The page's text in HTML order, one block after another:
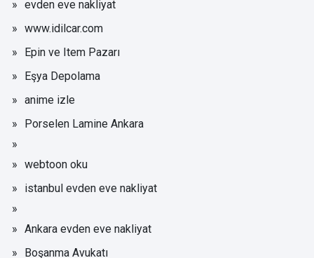
evden eve nakliyat
www.idilcar.com
Epin ve Item Pazarı
Eşya Depolama
anime izle
Porselen Lamine Ankara
webtoon oku
istanbul evden eve nakliyat
Ankara evden eve nakliyat
Boşanma Avukatı